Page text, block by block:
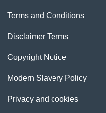
Terms and Conditions
Disclaimer Terms
Copyright Notice
Modern Slavery Policy
Privacy and cookies